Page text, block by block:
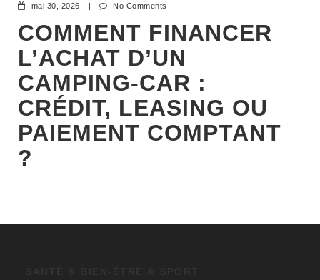
mai 30, 2026 No Comments
COMMENT FINANCER
L’ACHAT D’UN
CAMPING-CAR :
CRÉDIT, LEASING OU
PAIEMENT COMPTANT
?